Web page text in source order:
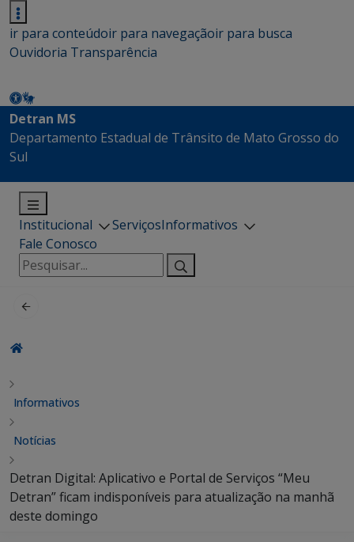
ir para conteúdoir para navegaçãoir para busca
Ouvidoria Transparência
Detran MS
Departamento Estadual de Trânsito de Mato Grosso do
Sul
Institucional ServiçosInformativos
Fale Conosco
Pesquisar
por:
Informativos
Notícias
Detran Digital: Aplicativo e Portal de Serviços “Meu
Detran” ficam indisponíveis para atualização na manhã
deste domingo